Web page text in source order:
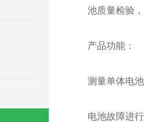
池质量检验
产品功能：
测量单体电
电池故障进